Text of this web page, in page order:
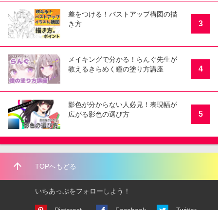
差をつける！バストアップ構図の描
き方
3
メイキングで分かる！らんぐ先生が
教えるきらめく瞳の塗り方講座
4
影色が分からない人必見！表現幅が
広がる影色の選び方
5
arrow_upward TOPへもどる
いちあっぷをフォローしよう！